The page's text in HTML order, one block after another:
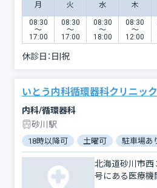
月 火 水 木
08:30
〜
17:00
08:30
〜
17:00
08:30
〜
18:00
08:30
〜
12:00
休診日： 日|祝
いとう内科循環器科クリニック
内科/循環器科
砂川駅
18時以降可 土曜可 駐車場あ
北海道砂川市西
号にある医療機